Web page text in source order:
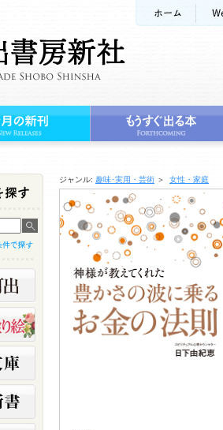
ジャンル: 趣味･実用・芸術 ＞ 女性・家庭